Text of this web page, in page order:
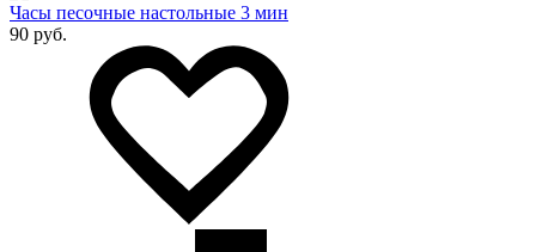
Часы песочные настольные 3 мин
90 руб.